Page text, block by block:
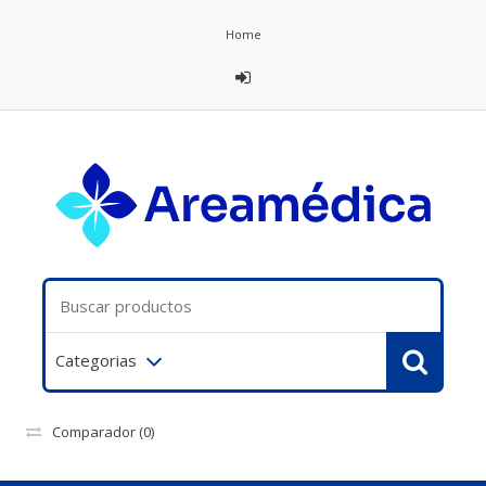
Home
Categorias
Comparador (0)